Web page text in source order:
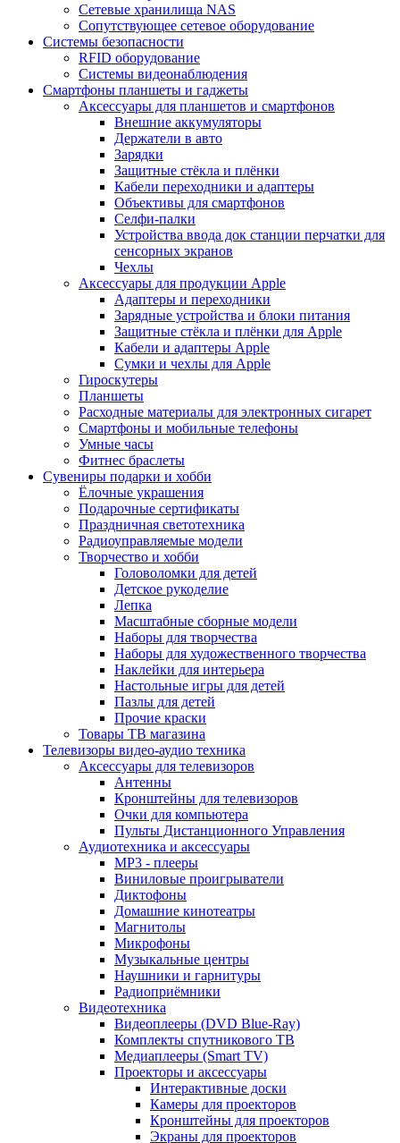
Сетевые хранилища NAS
Сопутствующее сетевое оборудование
Системы безопасности
RFID оборудование
Системы видеонаблюдения
Смартфоны планшеты и гаджеты
Аксессуары для планшетов и смартфонов
Внешние аккумуляторы
Держатели в авто
Зарядки
Защитные стёкла и плёнки
Кабели переходники и адаптеры
Объективы для смартфонов
Селфи-палки
Устройства ввода док станции перчатки для
сенсорных экранов
Чехлы
Аксессуары для продукции Apple
Адаптеры и переходники
Зарядные устройства и блоки питания
Защитные стёкла и плёнки для Apple
Кабели и адаптеры Apple
Сумки и чехлы для Apple
Гироскутеры
Планшеты
Расходные материалы для электронных сигарет
Смартфоны и мобильные телефоны
Умные часы
Фитнес браслеты
Сувениры подарки и хобби
Ёлочные украшения
Подарочные сертификаты
Праздничная светотехника
Радиоуправляемые модели
Творчество и хобби
Головоломки для детей
Детское рукоделие
Лепка
Масштабные сборные модели
Наборы для творчества
Наборы для художественного творчества
Наклейки для интерьера
Настольные игры для детей
Пазлы для детей
Прочие краски
Товары ТВ магазина
Телевизоры видео-аудио техника
Аксессуары для телевизоров
Антенны
Кронштейны для телевизоров
Очки для компьютера
Пульты Дистанционного Управления
Аудиотехника и аксессуары
MP3 - плееры
Виниловые проигрыватели
Диктофоны
Домашние кинотеатры
Магнитолы
Микрофоны
Музыкальные центры
Наушники и гарнитуры
Радиоприёмники
Видеотехника
Видеоплееры (DVD Blue-Ray)
Комплекты спутникового ТВ
Медиаплееры (Smart TV)
Проекторы и аксессуары
Интерактивные доски
Камеры для проекторов
Кронштейны для проекторов
Экраны для проекторов